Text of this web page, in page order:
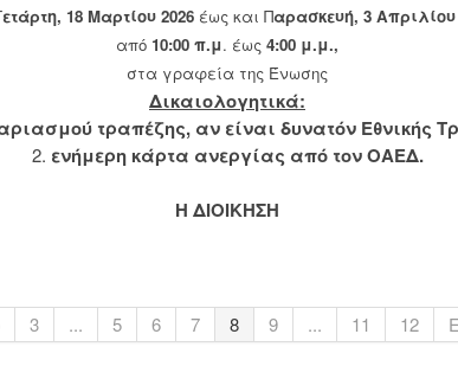
ετάρτη, 18 Μαρτίου 2026έως και Παρασκευή, 3 Απριλίου
από 10:00 π.μ. έως 4:00 μ.μ.,
στα γραφεία της Ένωσης
Δικαιολογητικά:
τραπέζης, αν είναι δυνατόν Εθνικής
2. ενήμερη κάρτα ανεργίας από τον ΟΑΕΔ.
Η ΔΙΟΙΚΗΣΗ
3 ... 5 6 7 8 9 ... 11 12